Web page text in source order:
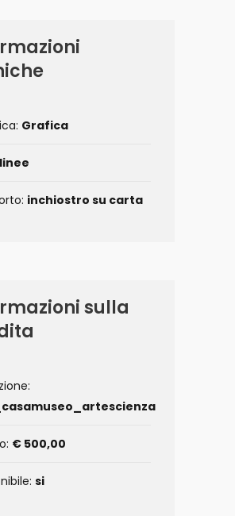
Grafica
linee
inchiostro su carta
sulla
€ 500,00
si